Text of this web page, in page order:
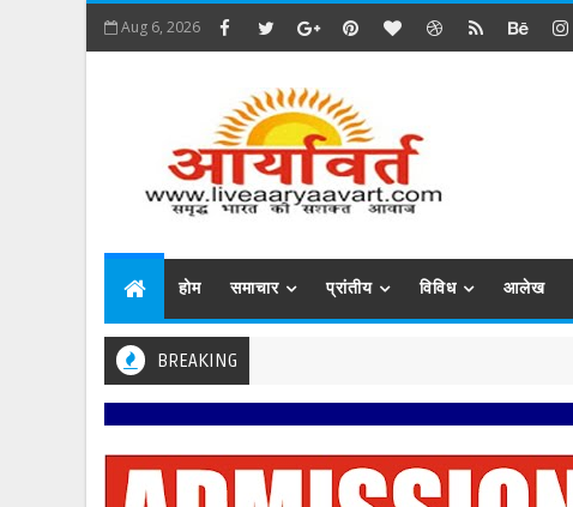
Aug 6, 2026
होम समाचार प्रांतीय विविध आलेख
BREAKING